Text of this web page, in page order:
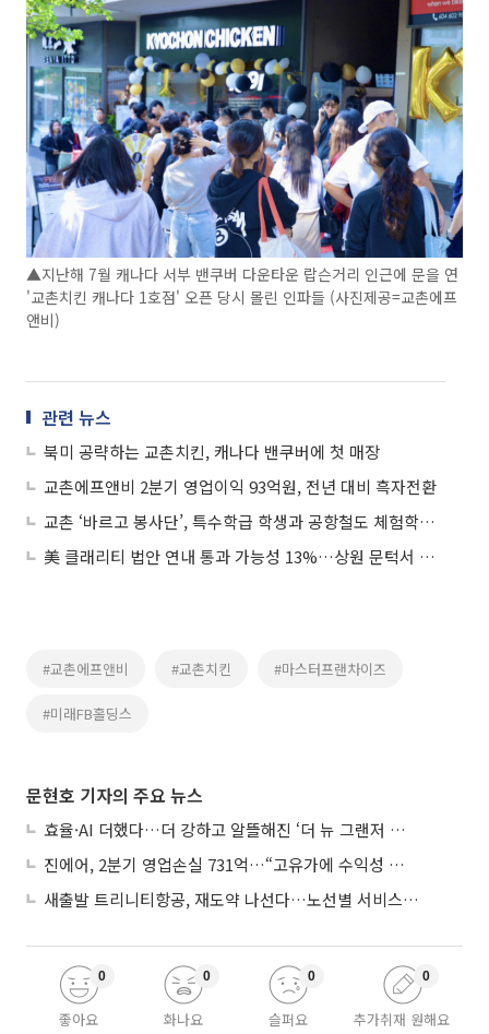
▲지난해 7월 캐나다 서부 밴쿠버 다운타운 랍슨거리 인근에 문을 연
'교촌치킨 캐나다 1호점' 오픈 당시 몰린 인파들 (사진제공=교촌에프
앤비)
관련 뉴스
북미 공략하는 교촌치킨, 캐나다 밴쿠버에 첫 매장
교촌에프앤비 2분기 영업이익 93억원, 전년 대비 흑자전환
교촌 ‘바르고 봉사단’, 특수학급 학생과 공항철도 체험학습 펼쳐
美 클래리티 법안 연내 통과 가능성 13%…상원 문턱서 제동
#교촌에프앤비 #교촌치킨 #마스터프랜차이즈
#미래FB홀딩스
문현호 기자의 주요 뉴스
효율·AI 더했다…더 강하고 알뜰해진 ‘더 뉴 그랜저 하이브리드’
진에어, 2분기 영업손실 731억…“고유가에 수익성 악화”
새출발 트리니티항공, 재도약 나선다…노선별 서비스 차별화
좋아요
0
화나요
0
슬퍼요
0
추가취재 원해요
0